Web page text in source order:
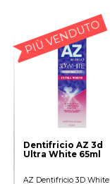
PIÙ VENDUTO
Dentifricio AZ 3d
Ultra White 65ml
AZ Dentifricio 3D White